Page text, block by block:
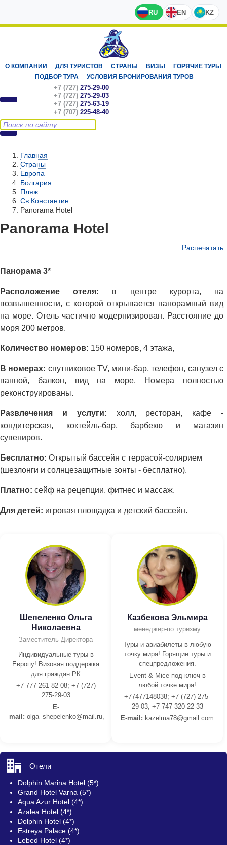
RU EN KZ
О КОМПАНИИ ДЛЯ ТУРИСТОВ СТРАНЫ ВИЗЫ
ГОРЯЧИЕ ТУРЫ
ПОДБОР ТУРА
УСЛОВИЯ БРОНИРОВАНИЯ ТУРОВ
+7 (727) 275-29-00
+7 (727) 275-29-03
+7 (727) 275-63-19
+7 (707) 225-48-40
Главная
Страны
Европа
Болгария
Пляж
Св.Константин
Panorama Hotel
Panorama Hotel
Распечатать
Панорама 3*
Расположение отеля: в центре курорта, на
возвышенности, с которой открывается панорамный вид
на море. Отель частично модернизирован. Расстояние до
моря 200 метров.
Количество номеров: 150 номеров, 4 этажа,
В номерах: спутниковое TV, мини-бар, телефон, санузел с
ванной, балкон, вид на море. Номера полностью
реконструированы.
Развлечения и услуги: холл, ресторан, кaфе -
кондитерская, коктeйль-бap, барбекю и магазин
сувениров.
Бесплатно: Открытый бассейн с террасой-солярием
(шезлонги и солнцезащитные зонты - бесплатно).
Платно: сейф на рецепции, фитнес и массаж.
Для детей: игровая площадка и детский бассейн.
Шепеленко Ольга
Николаевна
Заместитель Директора
Индивидуальные туры в
Европу! Визовая поддержка
для граждан РК
+7 777 261 82 08; +7 (727)
275-29-03
E-
mail: olga_shepelenko@mail.ru,
Казбекова Эльмира
менеджер-по туризму
Туры и авиабилеты в любую
точку мира! Горящие туры и
спецпредложения.
Event & Mice под ключ в
любой точке мира!
+77477148038; +7 (727) 275-
29-03, +7 747 320 22 33
E-mail: kazelma78@gmail.com
Отели
Dolphin Marina Hotel (5*)
Grand Hotel Varna (5*)
Aqua Azur Hotel (4*)
Azalea Hotel (4*)
Dolphin Hotel (4*)
Estreya Palace (4*)
Lebed Hotel (4*)